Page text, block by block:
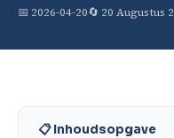
📅 2026-04-20🔄 20 Augustus
📋 Inhoudsopgave